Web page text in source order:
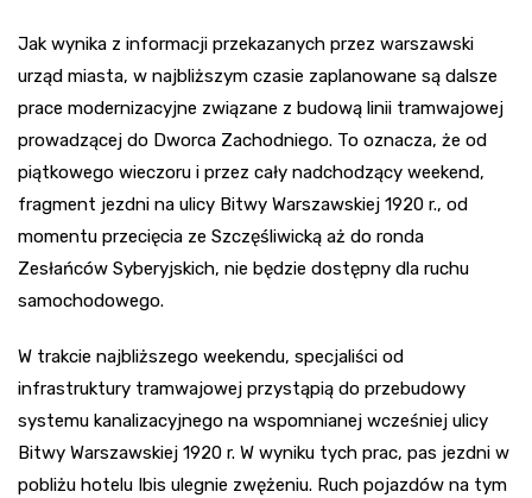
Jak wynika z informacji przekazanych przez warszawski
urząd miasta, w najbliższym czasie zaplanowane są dalsze
prace modernizacyjne związane z budową linii tramwajowej
prowadzącej do Dworca Zachodniego. To oznacza, że od
piątkowego wieczoru i przez cały nadchodzący weekend,
fragment jezdni na ulicy Bitwy Warszawskiej 1920 r., od
momentu przecięcia ze Szczęśliwicką aż do ronda
Zesłańców Syberyjskich, nie będzie dostępny dla ruchu
samochodowego.
W trakcie najbliższego weekendu, specjaliści od
infrastruktury tramwajowej przystąpią do przebudowy
systemu kanalizacyjnego na wspomnianej wcześniej ulicy
Bitwy Warszawskiej 1920 r. W wyniku tych prac, pas jezdni w
pobliżu hotelu Ibis ulegnie zwężeniu. Ruch pojazdów na tym